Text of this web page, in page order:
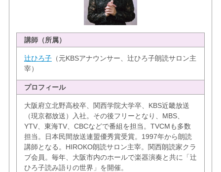
講師（所属）
辻ひろ子（元KBSアナウンサー、辻ひろ子朗読サロン主
宰）
プロフィール
大阪府立北野高校卒、関西学院大学卒、KBS近畿放送
（現京都放送）入社。その後フリーとなり、MBS、
YTV、東海TV、CBCなどで番組を担当。TVCMも多数
担当。日本民間放送連盟優秀賞受賞。1997年から朗読
講師となる。HIROKO朗読サロン主宰。関西朗読家クラ
ブ会員。毎年、大阪市内のホールで楽器演奏と共に「辻
ひろ子読み語りの世界」を開催。